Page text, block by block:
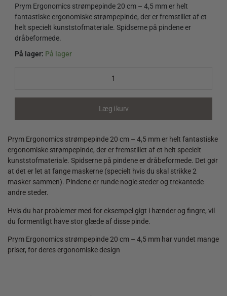
Prym Ergonomics strømpepinde 20 cm – 4,5 mm er helt
fantastiske ergonomiske strømpepinde, der er fremstillet af et
helt specielt kunststofmateriale. Spidserne på pindene er
dråbeformede.
På lager: På lager
quantity
Læg i kurv
Prym Ergonomics strømpepinde 20 cm – 4,5 mm er helt fantastiske
ergonomiske strømpepinde, der er fremstillet af et helt specielt
kunststofmateriale. Spidserne på pindene er dråbeformede. Det gør
at det er let at fange maskerne (specielt hvis du skal strikke 2
masker sammen). Pindene er runde nogle steder og trekantede
andre steder.
Hvis du har problemer med for eksempel gigt i hænder og fingre, vil
du formentligt have stor glæde af disse pinde.
Prym Ergonomics strømpepinde 20 cm – 4,5 mm har vundet mange
priser, for deres ergonomiske design